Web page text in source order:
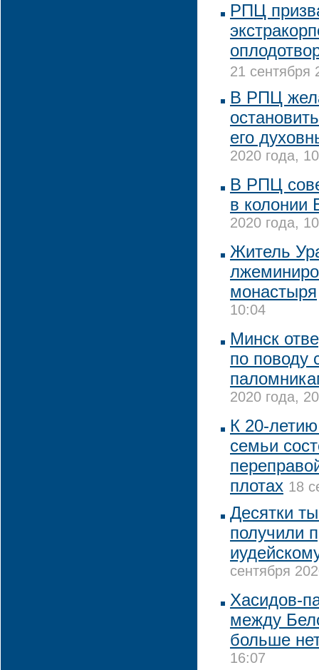
РПЦ
21 сентября
В РПЦ
его
2020 года,
В РПЦ
в колонии
2020 года,
Житель
монастыря
10:04
Минск
по поводу
2020 года,
К 20-
семьи
плотах 18
Десятки
получили
сентября
Хасидов-
между
больше
16:07